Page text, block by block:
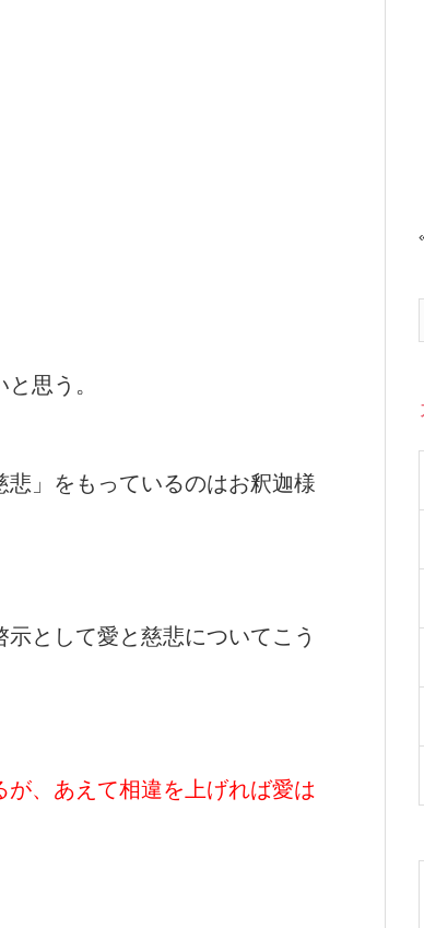
思う。
悲」をもっているのはお釈迦様
として愛と慈悲についてこう
、あえて相違を上げれば愛は